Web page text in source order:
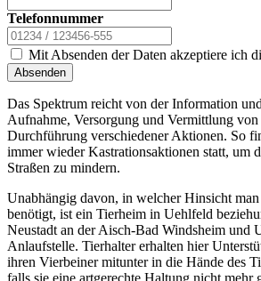
Telefonnummer
Mit Absenden der Daten akzeptiere ich
Absenden
Das Spektrum reicht von der Information
Aufnahme, Versorgung und Vermittlung
Durchführung verschiedener Aktionen. So
immer wieder Kastrationsaktionen statt, um
Straßen zu mindern.
Unabhängig davon, in welcher Hinsicht
benötigt, ist ein Tierheim in Uehlfeld
Neustadt an der Aisch-Bad Windsheim und
Anlaufstelle. Tierhalter erhalten hier
ihren Vierbeiner mitunter in die Hände des
falls sie eine artgerechte Haltung nicht mehr